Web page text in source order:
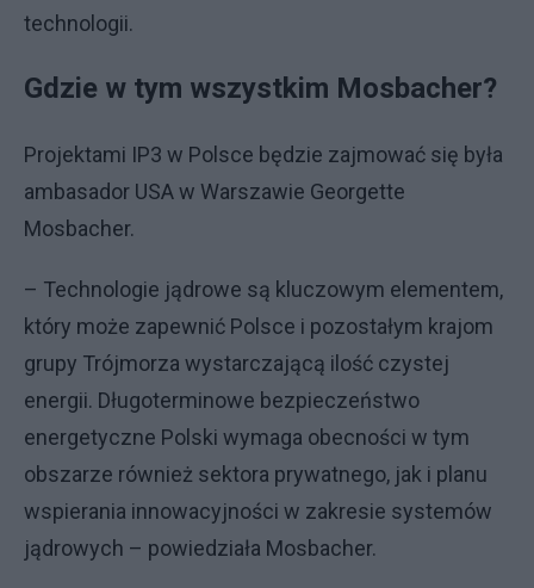
technologii.
Gdzie w tym wszystkim Mosbacher?
Projektami IP3 w Polsce będzie zajmować się była
ambasador USA w Warszawie Georgette
Mosbacher.
– Technologie jądrowe są kluczowym elementem,
który może zapewnić Polsce i pozostałym krajom
grupy Trójmorza wystarczającą ilość czystej
energii. Długoterminowe bezpieczeństwo
energetyczne Polski wymaga obecności w tym
obszarze również sektora prywatnego, jak i planu
wspierania innowacyjności w zakresie systemów
jądrowych – powiedziała Mosbacher.